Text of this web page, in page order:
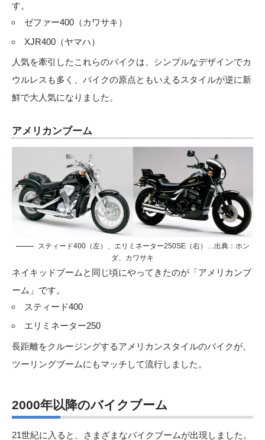
す。
ゼファー400（カワサキ）
XJR400（ヤマハ）
人気を牽引したこれらのバイクは、シンプルなデザインでカ
ウルレスも多く、バイクの原点ともいえるスタイルが逆に新
鮮で大人気になりました。
アメリカンブーム
スティード400（左）、エリミネーター250SE（右）…出典：ホン
ダ、カワサキ
ネイキッドブームと同じ頃にやってきたのが「アメリカンブ
ーム」です。
スティード400
エリミネーター250
長距離をクルージングするアメリカンスタイルのバイクが、
ツーリングブームにもマッチして流行しました。
2000年以降のバイクブーム
21世紀に入ると、さまざまなバイクブームが出現しました。